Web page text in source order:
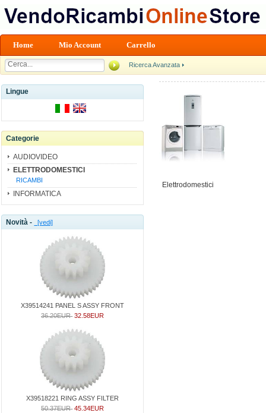
Home Mio Account Carrello
Ricerca Avanzata
Lingue
Categorie
AUDIOVIDEO
ELETTRODOMESTICI
RICAMBI
INFORMATICA
Novità - [vedi]
X39514241 PANEL S ASSY FRONT
36.20EUR 32.58EUR
X39518221 RING ASSY FILTER
50.37EUR 45.34EUR
Elettrodomestici